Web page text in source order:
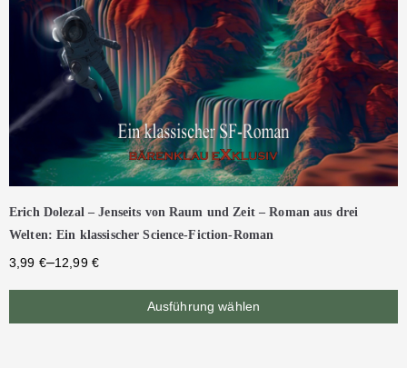
Erich Dolezal – Jenseits von Raum und Zeit – Roman aus drei
Welten: Ein klassischer Science-Fiction-Roman
3,99 €–12,99 €
Ausführung wählen